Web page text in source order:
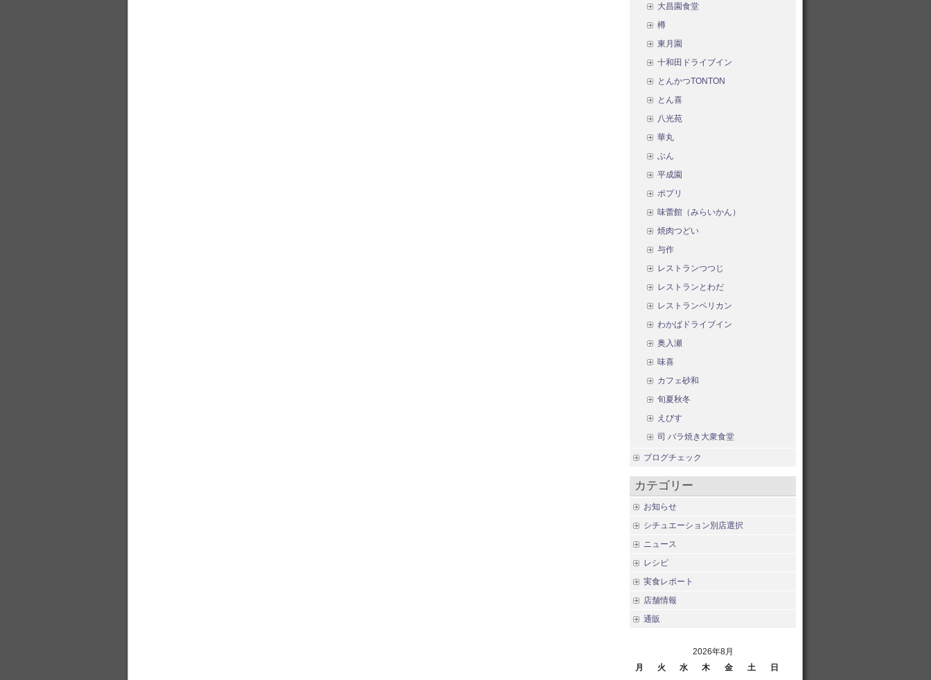
大昌園食堂
樽
東月園
十和田ドライブイン
とんかつTONTON
とん喜
八光苑
華丸
ぶん
平成園
ポプリ
味蕾館（みらいかん）
焼肉つどい
与作
レストランつつじ
レストランとわだ
レストランペリカン
わかばドライブイン
奥入瀬
味喜
カフェ砂和
旬夏秋冬
えびす
司 バラ焼き大衆食堂
ブログチェック
カテゴリー
お知らせ
シチュエーション別店選択
ニュース
レシピ
実食レポート
店舗情報
通販
2026年8月
月
火 水 木 金 土
日